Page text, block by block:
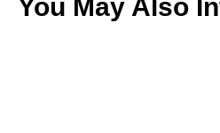
You May Also